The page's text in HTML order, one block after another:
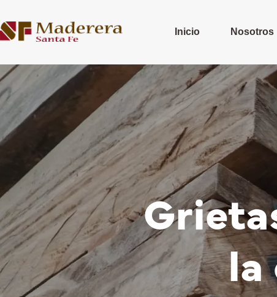
Inicio Nosotros
la